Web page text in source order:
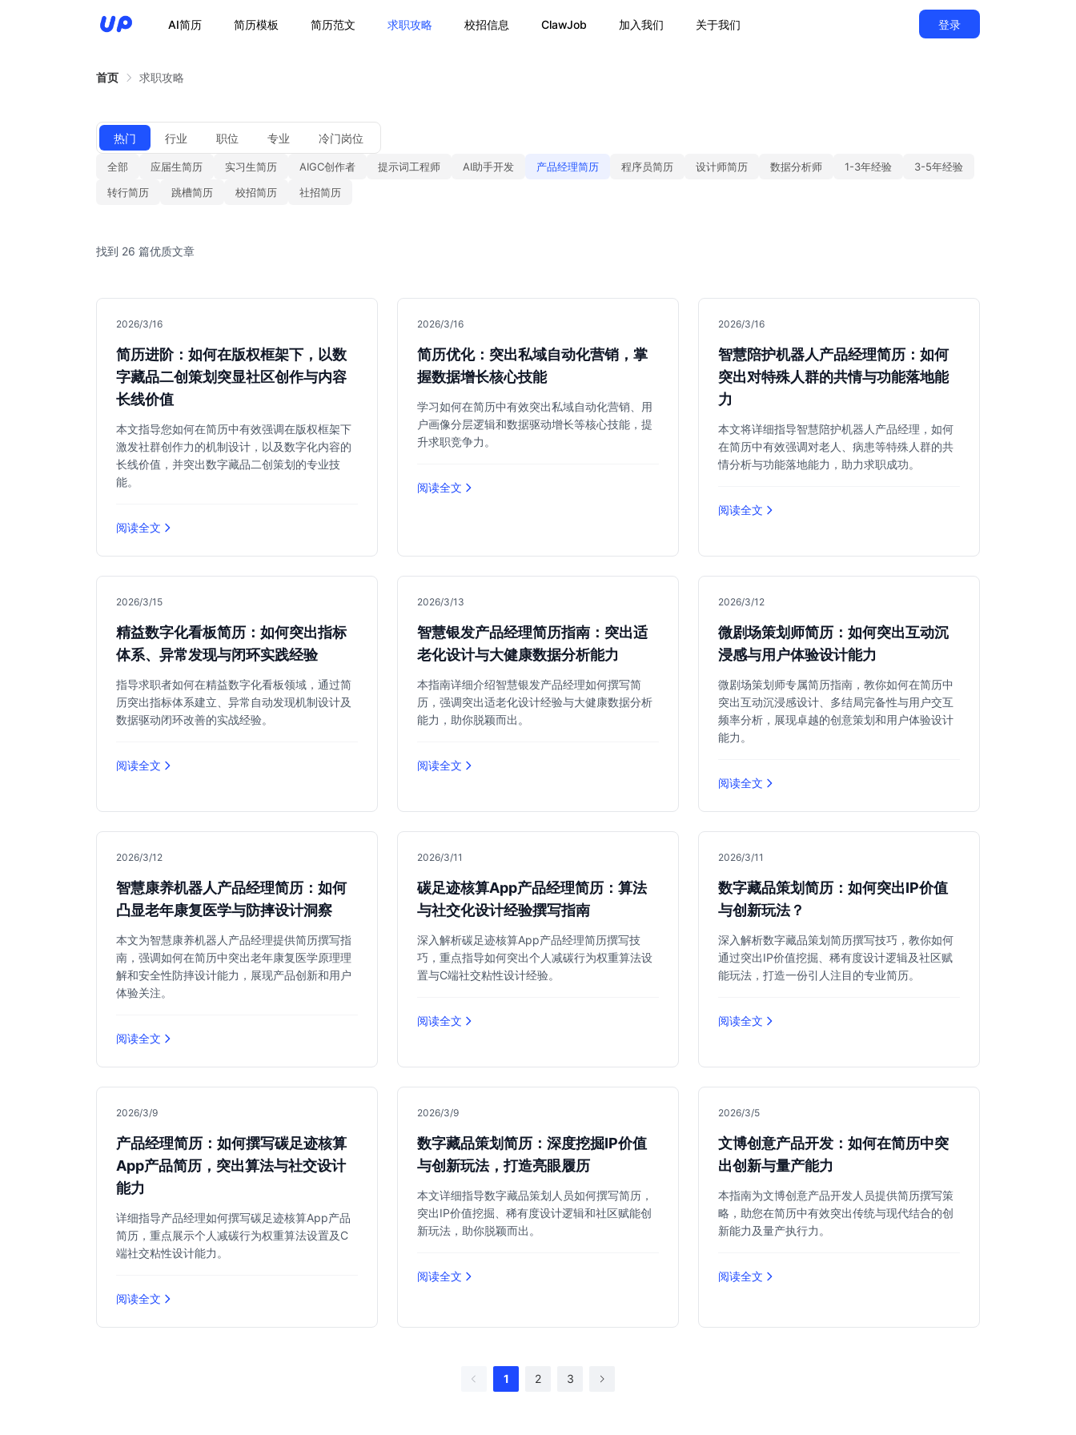
AI简历 简历模板 简历范文 求职攻略 校招信息 ClawJob 加入我们 关于我们 登录
首页 求职攻略
热门 行业 职位 专业 冷门岗位
全部 应届生简历 实习生简历 AIGC创作者 提示词工程师 AI助手开发 产品经理简历 程序员简历 设计师简历 数据分析师 1-3年经验
3-5年经验
转行简历
跳槽简历 校招简历 社招简历
找到 26 篇优质文章
2026/3/16
简历进阶：如何在版权框架下，以数
字藏品二创策划突显社区创作与内容
长线价值
本文指导您如何在简历中有效强调在版权框架下
激发社群创作力的机制设计，以及数字化内容的
长线价值，并突出数字藏品二创策划的专业技
能。
阅读全文
2026/3/16
简历优化：突出私域自动化营销，掌
握数据增长核心技能
学习如何在简历中有效突出私域自动化营销、用
户画像分层逻辑和数据驱动增长等核心技能，提
升求职竞争力。
阅读全文
2026/3/16
智慧陪护机器人产品经理简历：如何
突出对特殊人群的共情与功能落地能
力
本文将详细指导智慧陪护机器人产品经理，如何
在简历中有效强调对老人、病患等特殊人群的共
情分析与功能落地能力，助力求职成功。
阅读全文
2026/3/15
精益数字化看板简历：如何突出指标
体系、异常发现与闭环实践经验
指导求职者如何在精益数字化看板领域，通过简
历突出指标体系建立、异常自动发现机制设计及
数据驱动闭环改善的实战经验。
阅读全文
2026/3/13
智慧银发产品经理简历指南：突出适
老化设计与大健康数据分析能力
本指南详细介绍智慧银发产品经理如何撰写简
历，强调突出适老化设计经验与大健康数据分析
能力，助你脱颖而出。
阅读全文
2026/3/12
微剧场策划师简历：如何突出互动沉
浸感与用户体验设计能力
微剧场策划师专属简历指南，教你如何在简历中
突出互动沉浸感设计、多结局完备性与用户交互
频率分析，展现卓越的创意策划和用户体验设计
能力。
阅读全文
2026/3/12
智慧康养机器人产品经理简历：如何
凸显老年康复医学与防摔设计洞察
本文为智慧康养机器人产品经理提供简历撰写指
南，强调如何在简历中突出老年康复医学原理理
解和安全性防摔设计能力，展现产品创新和用户
体验关注。
阅读全文
2026/3/11
碳足迹核算App产品经理简历：算法
与社交化设计经验撰写指南
深入解析碳足迹核算App产品经理简历撰写技
巧，重点指导如何突出个人减碳行为权重算法设
置与C端社交粘性设计经验。
阅读全文
2026/3/11
数字藏品策划简历：如何突出IP价值
与创新玩法？
深入解析数字藏品策划简历撰写技巧，教你如何
通过突出IP价值挖掘、稀有度设计逻辑及社区赋
能玩法，打造一份引人注目的专业简历。
阅读全文
2026/3/9
产品经理简历：如何撰写碳足迹核算
App产品简历，突出算法与社交设计
能力
详细指导产品经理如何撰写碳足迹核算App产品
简历，重点展示个人减碳行为权重算法设置及C
端社交粘性设计能力。
阅读全文
2026/3/9
数字藏品策划简历：深度挖掘IP价值
与创新玩法，打造亮眼履历
本文详细指导数字藏品策划人员如何撰写简历，
突出IP价值挖掘、稀有度设计逻辑和社区赋能创
新玩法，助你脱颖而出。
阅读全文
2026/3/5
文博创意产品开发：如何在简历中突
出创新与量产能力
本指南为文博创意产品开发人员提供简历撰写策
略，助您在简历中有效突出传统与现代结合的创
新能力及量产执行力。
阅读全文
1 2 3